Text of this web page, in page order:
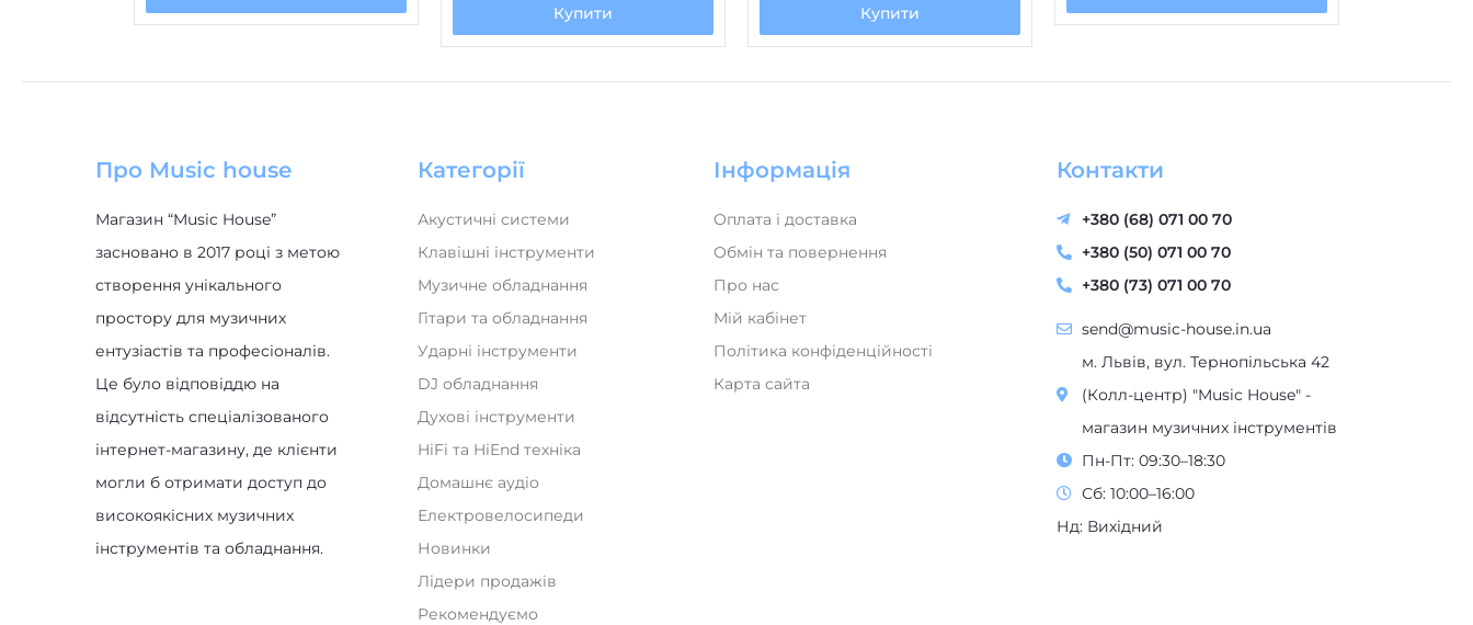
Купити Купити
Про Music house
Магазин “Music House”
засновано в 2017 році з метою
створення унікального
простору для музичних
ентузіастів та професіоналів.
Це було відповіддю на
відсутність спеціалізованого
інтернет-магазину, де клієнти
могли б отримати доступ до
високоякісних музичних
інструментів та обладнання.
Категорії
Акустичні системи
Клавішні інструменти
Музичне обладнання
Гітари та обладнання
Ударні інструменти
DJ обладнання
Духові інструменти
HiFi та HiEnd техніка
Домашнє аудіо
Електровелосипеди
Новинки
Лідери продажів
Рекомендуємо
Інформація
Оплата і доставка
Обмін та повернення
Про нас
Мій кабінет
Політика конфіденційності
Карта сайта
Контакти
+380 (68) 071 00 70
+380 (50) 071 00 70
+380 (73) 071 00 70
send@music-house.in.ua
м. Львів, вул. Тернопільська 42
(Колл-центр) "Music House" -
магазин музичних інструментів
Пн-Пт: 09:30–18:30
Сб: 10:00–16:00
Нд: Вихідний